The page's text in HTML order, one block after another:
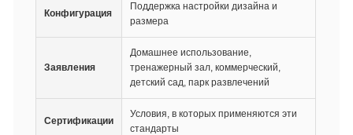
Конфигурация
Поддержка настройки дизайна и
размера
Заявления
Домашнее использование,
тренажерный зал, коммерческий,
детский сад, парк развлечений
Сертификации
Условия, в которых применяются эти
стандарты